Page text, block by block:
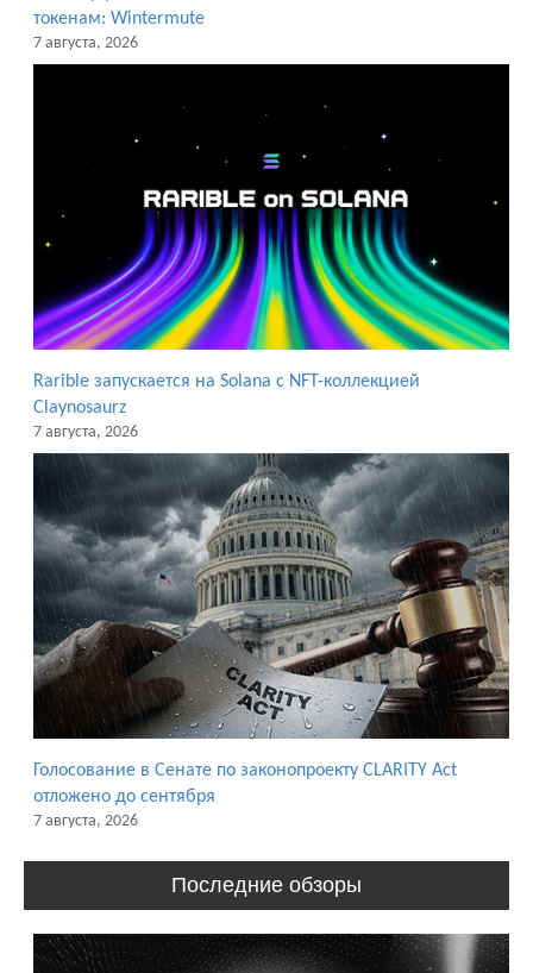
токенам: Wintermute
7 августа, 2026
Rarible запускается на Solana с NFT-коллекцией
Claynosaurz
7 августа, 2026
Голосование в Сенате по законопроекту CLARITY Act
отложено до сентября
7 августа, 2026
Последние обзоры